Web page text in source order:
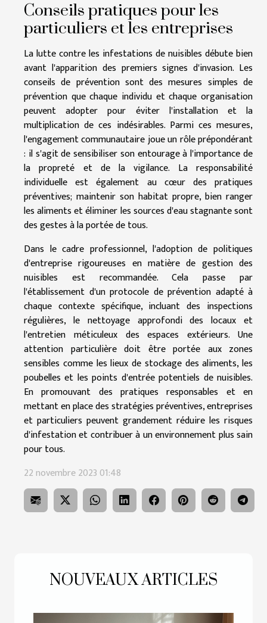
NOUVEAUX ARTICLES
Conseils pratiques pour les
particuliers et les entreprises
La lutte contre les infestations de nuisibles débute bien
avant l'apparition des premiers signes d'invasion. Les
conseils de prévention sont des mesures simples de
prévention que chaque individu et chaque organisation
peuvent adopter pour éviter l'installation et la
multiplication de ces indésirables. Parmi ces mesures,
l'engagement communautaire joue un rôle prépondérant
: il s'agit de sensibiliser son entourage à l'importance de
la propreté et de la vigilance. La responsabilité
individuelle est également au cœur des pratiques
préventives; maintenir son habitat propre, bien ranger
les aliments et éliminer les sources d'eau stagnante sont
des gestes à la portée de tous.
Dans le cadre professionnel, l'adoption de politiques
d'entreprise rigoureuses en matière de gestion des
nuisibles est recommandée. Cela passe par
l'établissement d'un protocole de prévention adapté à
chaque contexte spécifique, incluant des inspections
régulières, le nettoyage approfondi des locaux et
l'entretien méticuleux des espaces extérieurs. Une
attention particulière doit être portée aux zones
sensibles comme les lieux de stockage des aliments, les
poubelles et les points d'entrée potentiels de nuisibles.
En promouvant des pratiques responsables et en
mettant en place des stratégies préventives, entreprises
et particuliers peuvent grandement réduire les risques
d'infestation et contribuer à un environnement plus sain
pour tous.
22 novembre 2023 01:48